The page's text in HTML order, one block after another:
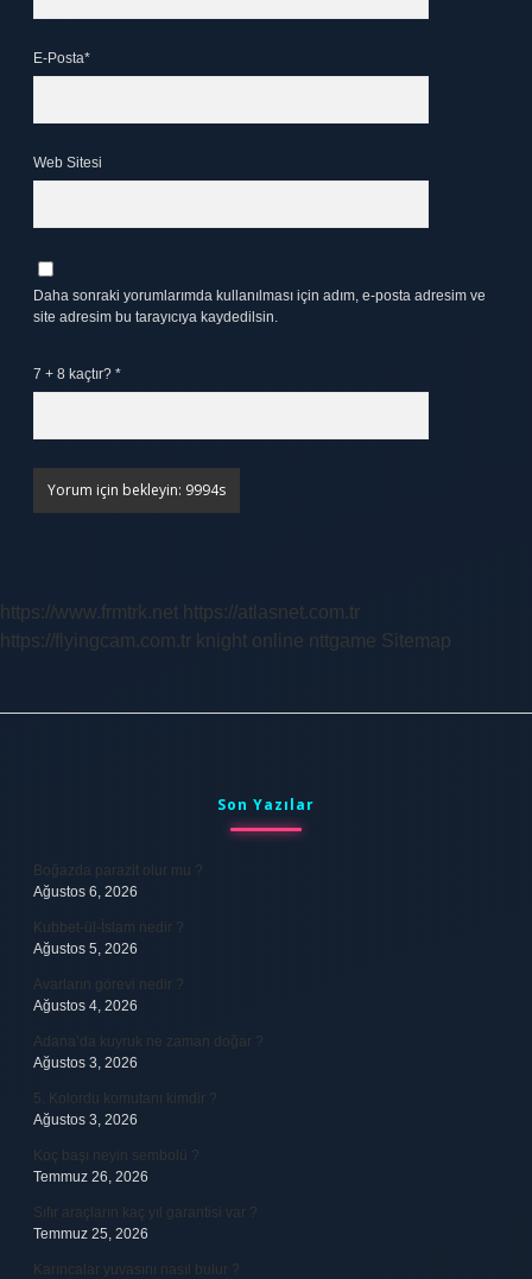
E-Posta*
Web Sitesi
Daha sonraki yorumlarımda kullanılması için adım, e-posta adresim ve
site adresim bu tarayıcıya kaydedilsin.
7 + 8 kaçtır? *
https://www.frmtrk.net https://atlasnet.com.tr
https://flyingcam.com.tr knight online nttgame Sitemap
Son Yazılar
Boğazda parazit olur mu ?
Ağustos 6, 2026
Kubbet-ül-İslam nedir ?
Ağustos 5, 2026
Avarların görevi nedir ?
Ağustos 4, 2026
Adana’da kuyruk ne zaman doğar ?
Ağustos 3, 2026
5. Kolordu komutanı kimdir ?
Ağustos 3, 2026
Koç başı neyin sembolü ?
Temmuz 26, 2026
Sıfır araçların kaç yıl garantisi var ?
Temmuz 25, 2026
Karıncalar yuvasını nasıl bulur ?